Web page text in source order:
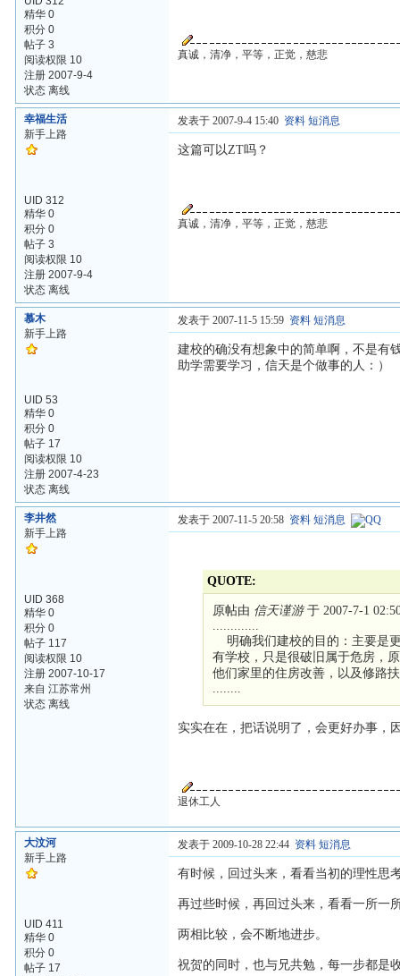
精华 0
积分 0
帖子 3
阅读权限 10
注册 2007-9-4
状态 离线
真诚，清净，平等，正觉，慈悲
幸福生活
新手上路
UID 312
精华 0
积分 0
帖子 3
阅读权限 10
注册 2007-9-4
状态 离线
发表于 2007-9-4 15:40 资料 短消息
这篇可以ZT吗？
真诚，清净，平等，正觉，慈悲
慕木
新手上路
UID 53
精华 0
积分 0
帖子 17
阅读权限 10
注册 2007-4-23
状态 离线
发表于 2007-11-5 15:59 资料 短消息
建校的确没有想象中的简单啊，不是有
助学需要学习，信天是个做事的人：）
李井然
新手上路
UID 368
精华 0
积分 0
帖子 117
阅读权限 10
注册 2007-10-17
来自 江苏常州
状态 离线
发表于 2007-11-5 20:58 资料 短消息
QUOTE:
原帖由 信天谨游于 2007-7-1
.............
明确我们建校的目的：主要是
有学校，只是很破旧属于危房，
他们家里的住房改善，以及修路
........
实实在在，把话说明了，会更好办事，
退休工人
大汶河
新手上路
UID 411
精华 0
积分 0
帖子 17
发表于 2009-10-28 22:44 资料 短消息
有时候，回过头来，看看当初的理性思
再过些时候，再回过头来，看看一所一
两相比较，会不断地进步。
祝贺的同时，也与兄共勉，每一步都是